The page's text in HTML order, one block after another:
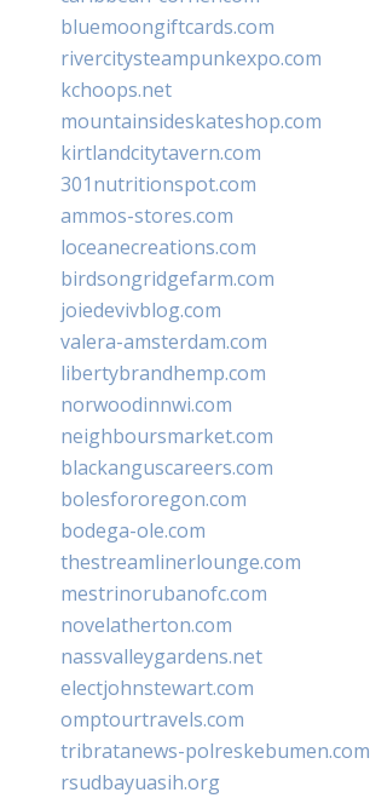
bluemoongiftcards.com
rivercitysteampunkexpo.com
kchoops.net
mountainsideskateshop.com
kirtlandcitytavern.com
301nutritionspot.com
ammos-stores.com
loceanecreations.com
birdsongridgefarm.com
joiedevivblog.com
valera-amsterdam.com
libertybrandhemp.com
norwoodinnwi.com
neighboursmarket.com
blackanguscareers.com
bolesfororegon.com
bodega-ole.com
thestreamlinerlounge.com
mestrinorubanofc.com
novelatherton.com
nassvalleygardens.net
electjohnstewart.com
omptourtravels.com
tribratanews-polreskebumen.com
rsudbayuasih.org